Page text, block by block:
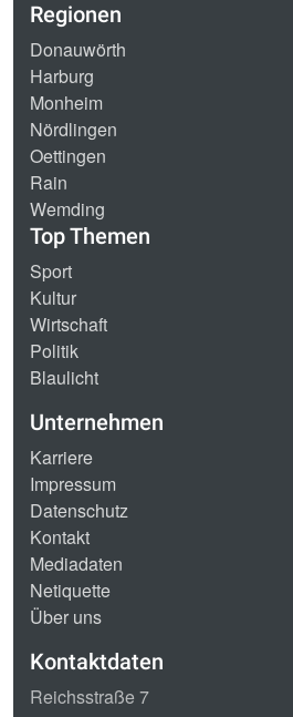
Regionen
Donauwörth
Harburg
Monheim
Nördlingen
Oettingen
Rain
Wemding
Top Themen
Sport
Kultur
Wirtschaft
Politik
Blaulicht
Unternehmen
Karriere
Impressum
Datenschutz
Kontakt
Mediadaten
Netiquette
Über uns
Kontaktdaten
Reichsstraße 7